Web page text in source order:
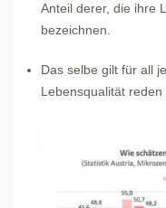
Anteil derer, die ihre
bezeichnen.
Das selbe gilt für all
Lebensqualität reden